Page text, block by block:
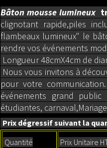
Bâton mousse lumineux
clignotant rapide,piles
flambeaux lumineux" le
rendre vos événements
Longueur 48cmX4cm de
Nous vous invitons à
pour votre
événements grand
étudiantes,
Prix dégressif suivant la
Quantité
Prix Unitaire